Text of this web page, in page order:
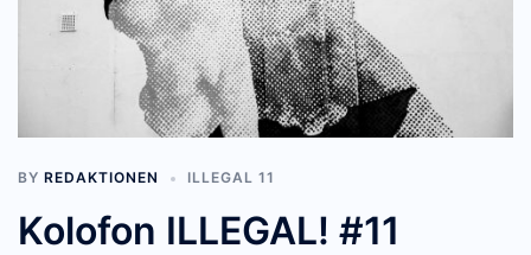
BY REDAKTIONEN ILLEGAL 11
Kolofon ILLEGAL! #11